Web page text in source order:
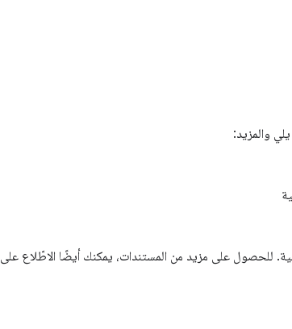
للحصول على مزيد من المستندات، يمكنك أيضًا الاطّلاع على